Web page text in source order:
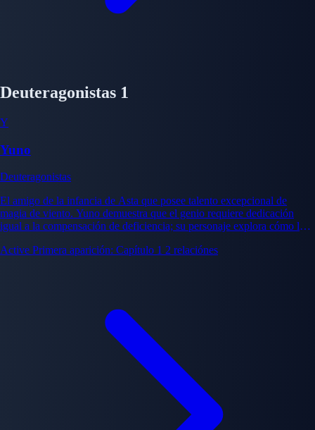
Deuteragonistas 1
Y
Yuno
Deuteragonistas
El amigo de la infancia de Asta que posee talento excepcional de
magia de viento. Yuno demuestra que el genio requiere dedicación
igual a la compensación de deficiencia; su personaje explora cómo la
Active Primera aparición: Capítulo 1 2 relaciónes